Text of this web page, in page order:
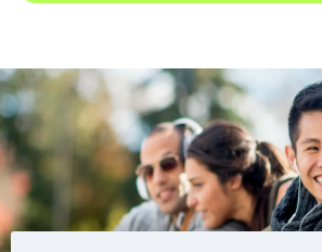
Europäisches und
Wirtschaftsrecht
Evidence-Based Public Health
Gesundheitsmanagement
Executive Impact
Executive
Facility Management